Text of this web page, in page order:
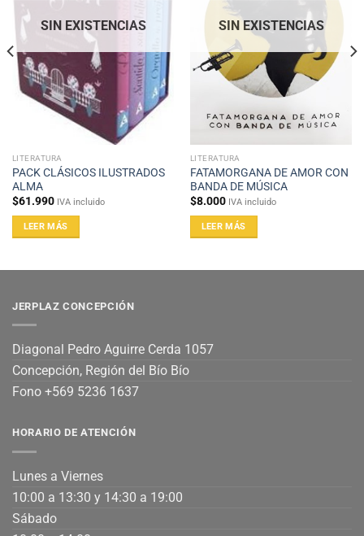
SIN EXISTENCIAS
LITERATURA
PACK CLÁSICOS ILUSTRADOS
ALMA
$61.990 IVA incluido
LEER MÁS
SIN EXISTENCIAS
LITERATURA
FATAMORGANA DE AMOR CON
BANDA DE MÚSICA
$8.000 IVA incluido
LEER MÁS
JERPLAZ CONCEPCIÓN
Diagonal Pedro Aguirre Cerda 1057
Concepción, Región del Bío Bío
Fono +569 5236 1637
HORARIO DE ATENCIÓN
Lunes a Viernes
10:00 a 13:30 y 14:30 a 19:00
Sábado